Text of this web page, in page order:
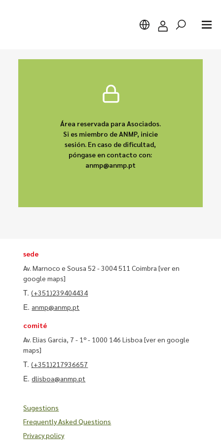
Área reservada para Asociados.
Si es miembro de ANMP, inicie
sesión. En caso de dificultad,
póngase en contacto con:
anmp@anmp.pt
sede
Av. Marnoco e Sousa 52 - 3004 511 Coimbra[ver en
google maps]
T.(+351)239404434
E. anmp@anmp.pt
comité
Av. Elias Garcia, 7 - 1º - 1000 146 Lisboa[ver en google
maps]
T.(+351)217936657
E.dlisboa@anmp.pt
Sugestions
Frequently Asked Questions
Privacy policy